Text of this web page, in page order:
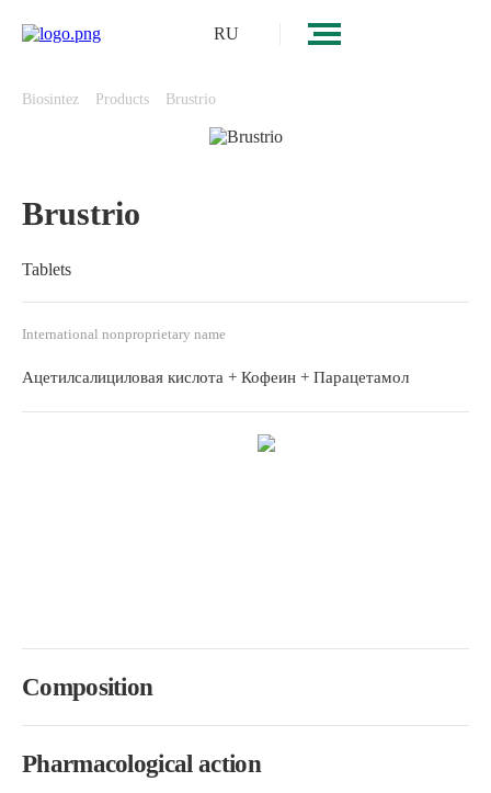
RU
Biosintez Products Brustrio
Brustrio
Tablets
International nonproprietary name
Ацетилсалициловая кислота + Кофеин + Парацетамол
Composition
Pharmacological action